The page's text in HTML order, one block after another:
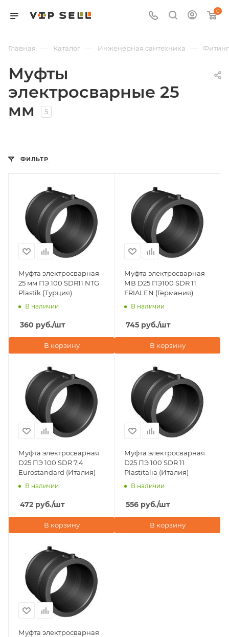
0
Главная — Каталог — Инженерная сантехника —
Муфты
электросварные 25
мм
5
ФИЛЬТР
Муфта электросварная
25 мм ПЭ 100 SDR11 NTG
Plastik (Турция)
В наличии
360 руб./шт
В корзину
Муфта электросварная
МВ D25 ПЭ100 SDR 11
FRIALEN (Германия)
В наличии
745 руб./шт
В корзину
Муфта электросварная
D25 ПЭ 100 SDR 7,4
Eurostandard (Италия)
В наличии
472 руб./шт
В корзину
Муфта электросварная
D25 ПЭ 100 SDR 11
Plastitalia (Италия)
В наличии
556 руб./шт
В корзину
Муфта электросварная